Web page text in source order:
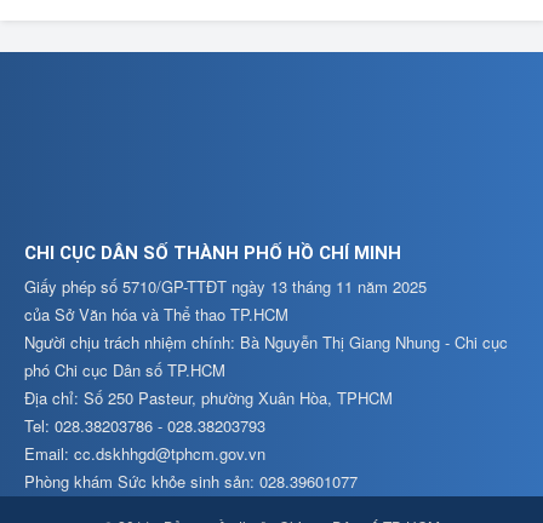
CHI CỤC DÂN SỐ THÀNH PHỐ HỒ CHÍ MINH
Giấy phép số 5710/GP-TTĐT ngày 13 tháng 11 năm 2025
của Sở Văn hóa và Thể thao TP.HCM
Người chịu trách nhiệm chính: Bà Nguyễn Thị Giang Nhung - Chi cục
phó Chi cục Dân số TP.HCM
Địa chỉ: Số 250 Pasteur, phường Xuân Hòa, TPHCM
Tel: 028.38203786 - 028.38203793
Email: cc.dskhhgd@tphcm.gov.vn
Phòng khám Sức khỏe sinh sản: 028.39601077